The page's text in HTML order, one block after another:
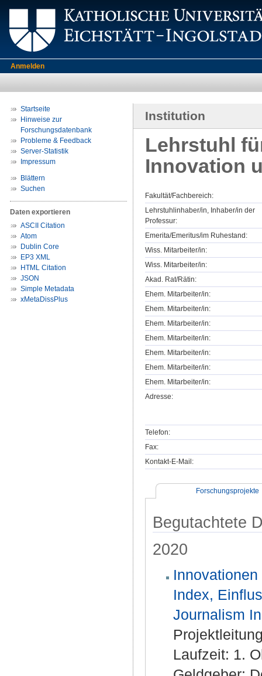
Anmelden
Startseite
Hinweise zur
Forschungsdatenbank
Probleme & Feedback
Server-Statistik
Impressum
Blättern
Suchen
Daten exportieren
ASCII Citation
Atom
Dublin Core
EP3 XML
HTML Citation
JSON
Simple Metadata
xMetaDissPlus
Institution
Lehrstuhl
Innovation
Fakultät/Fachbereich:
Lehrstuhlinhaber/in, Inhaber/in der
Professur:
Emerita/Emeritus/im Ruhestand:
Wiss. Mitarbeiter/in:
Wiss. Mitarbeiter/in:
Akad. Rat/Rätin:
Ehem. Mitarbeiter/in:
Ehem. Mitarbeiter/in:
Ehem. Mitarbeiter/in:
Ehem. Mitarbeiter/in:
Ehem. Mitarbeiter/in:
Ehem. Mitarbeiter/in:
Ehem. Mitarbeiter/in:
Adresse:
Telefon:
Fax:
Kontakt-E-Mail:
Forschungsprojekte
Begutachtete
2020
Index,
Journalism
Laufzeit: 1.